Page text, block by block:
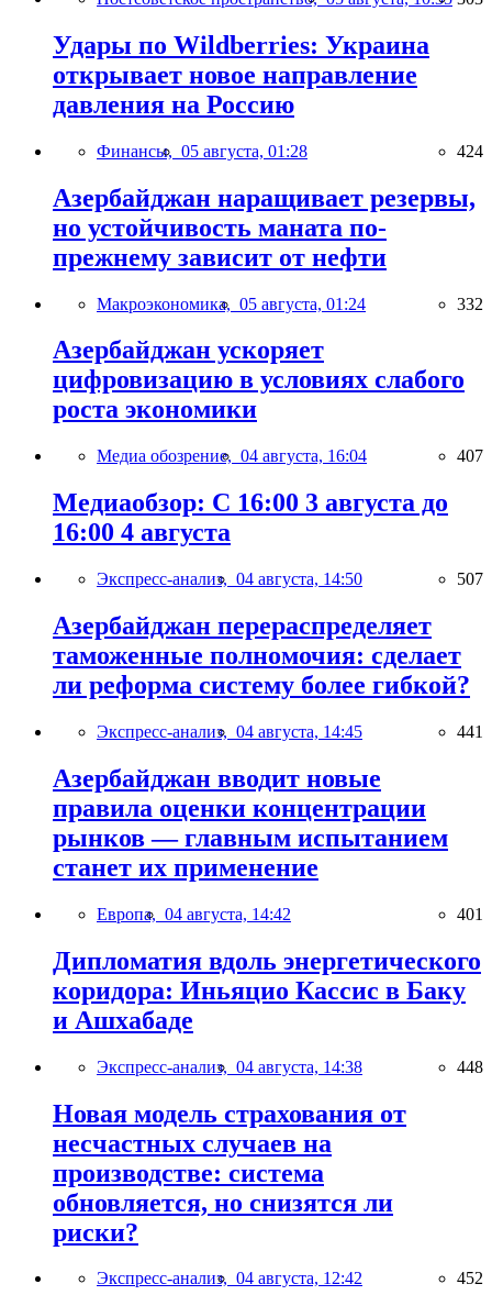
Удары по Wildberries: Украина
открывает новое направление
давления на Россию
Финансы, 05 августа, 01:28 424
Азербайджан наращивает резервы,
но устойчивость маната по-
прежнему зависит от нефти
Макроэкономика, 05 августа, 01:24 332
Азербайджан ускоряет
цифровизацию в условиях слабого
роста экономики
Медиа обозрение, 04 августа, 16:04 407
Медиаобзор: С 16:00 3 августа до
16:00 4 августа
Экспресс-анализ, 04 августа, 14:50 507
Азербайджан перераспределяет
таможенные полномочия: сделает
ли реформа систему более гибкой?
Экспресс-анализ, 04 августа, 14:45 441
Азербайджан вводит новые
правила оценки концентрации
рынков — главным испытанием
станет их применение
Европа, 04 августа, 14:42 401
Дипломатия вдоль энергетического
коридора: Иньяцио Кассис в Баку
и Ашхабаде
Экспресс-анализ, 04 августа, 14:38 448
Новая модель страхования от
несчастных случаев на
производстве: система
обновляется, но снизятся ли
риски?
Экспресс-анализ, 04 августа, 12:42 452